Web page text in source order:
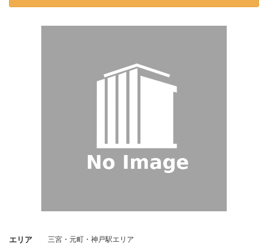
エリア 三宮・元町・神戸駅エリア